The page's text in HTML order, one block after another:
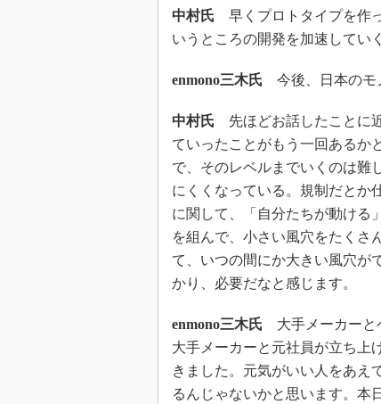
中村氏 早くプロトタイプを作
いうところの開発を加速してい
enmono三木氏 今後、日本のモ
中村氏 先ほどお話したことに
ていったことがもう一回あるか
で、そのレベルまでいくのは難
にくくなっている。規制だとか
に関して、「自分たちが動ける
を組んで、小さい風穴をたくさ
て、いつの間にか大きい風穴が
かり、必要だなと感じます。
enmono三木氏 大手メーカーと
大手メーカーと元社員が立ち上
きました。元気がいい人をあえ
るんじゃないかと思います。本